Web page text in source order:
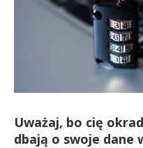
Uważaj, bo cię
dbają o swoje dane